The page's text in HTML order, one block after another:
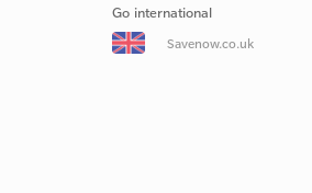
Go international
Savenow.co.uk